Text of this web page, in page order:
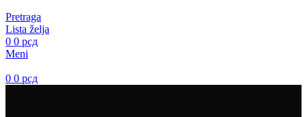
Pretraga
Lista želja
0 0 рсд
Meni
0 0 рсд